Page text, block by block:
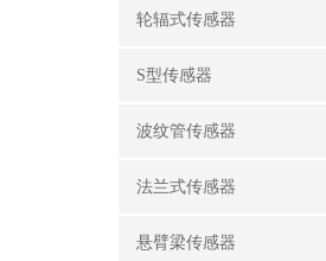
轮辐式传感器
S型传感器
波纹管传感器
法兰式传感器
悬臂梁传感器